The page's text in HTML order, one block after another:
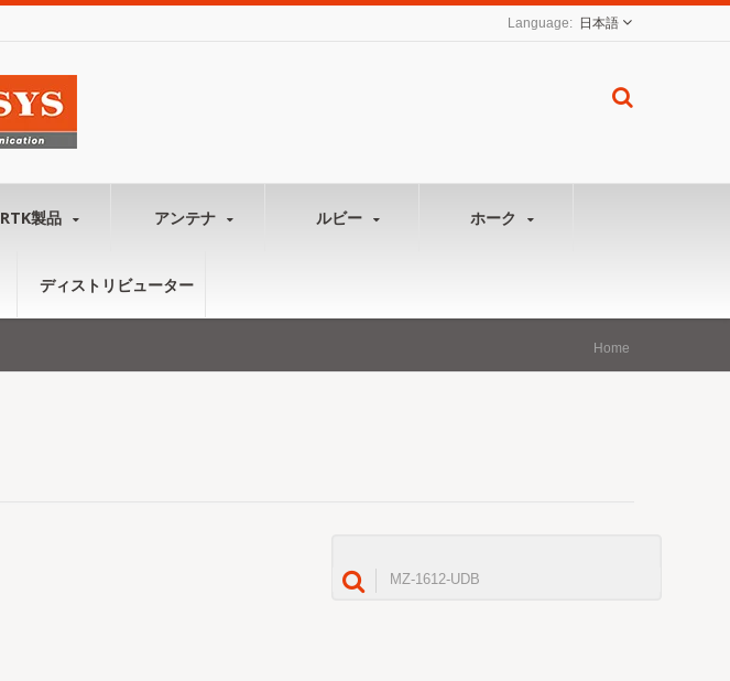
日本語
RTK製品 アンテナ ルビー ホーク
ディストリビューター
Home